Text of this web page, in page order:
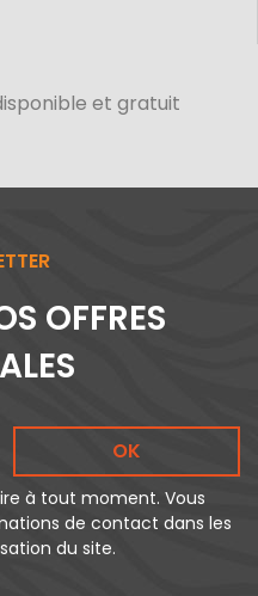
et gratuit
OFFRES
OK
à tout moment. Vous
de contact dans les
du site.